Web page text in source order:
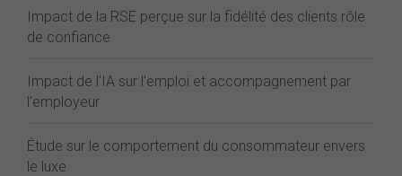
Impact de la RSE perçue sur la fidélité des clients rôle
de confiance
Impact de l'IA sur l'emploi et accompagnement par
l'employeur
Étude sur le comportement du consommateur envers
le luxe